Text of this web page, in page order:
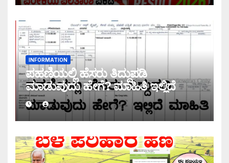
INFORMATION
ಪಹಣಿಯಲ್ಲಿ ಹೆಸರು ತಿದ್ದುಪಡಿ
ಮಾಡುವುದು ಹೇಗೆ? ಮಾಹಿತಿ ಇಲ್ಲಿದೆ